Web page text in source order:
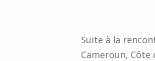
Suite à la
Cameroun, Côte